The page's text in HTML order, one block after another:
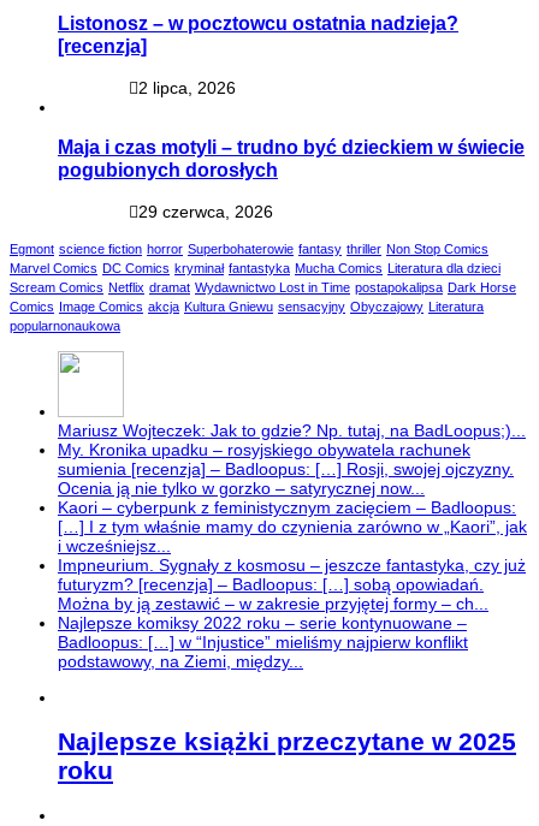
Listonosz – w pocztowcu ostatnia nadzieja?
[recenzja]
2 lipca, 2026
Maja i czas motyli – trudno być dzieckiem w świecie
pogubionych dorosłych
29 czerwca, 2026
Egmont science fiction horror Superbohaterowie fantasy thriller Non Stop Comics
Marvel Comics DC Comics kryminał fantastyka Mucha Comics Literatura dla dzieci
Scream Comics Netflix dramat Wydawnictwo Lost in Time postapokalipsa Dark Horse
Comics Image Comics akcja Kultura Gniewu sensacyjny Obyczajowy Literatura
popularnonaukowa
Mariusz Wojteczek: Jak to gdzie? Np. tutaj, na BadLoopus;)...
My. Kronika upadku – rosyjskiego obywatela rachunek
sumienia [recenzja] – Badloopus: […] Rosji, swojej ojczyzny.
Ocenia ją nie tylko w gorzko – satyrycznej now...
Kaori – cyberpunk z feministycznym zacięciem – Badloopus:
[…] I z tym właśnie mamy do czynienia zarówno w „Kaori”, jak
i wcześniejsz...
Impneurium. Sygnały z kosmosu – jeszcze fantastyka, czy już
futuryzm? [recenzja] – Badloopus: […] sobą opowiadań.
Można by ją zestawić – w zakresie przyjętej formy – ch...
Najlepsze komiksy 2022 roku – serie kontynuowane –
Badloopus: […] w “Injustice” mieliśmy najpierw konflikt
podstawowy, na Ziemi, między...
Najlepsze książki przeczytane w 2025
roku